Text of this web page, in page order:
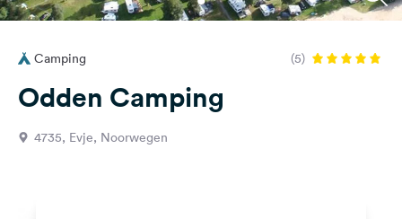
Inloggen
Vragen &
Feedback
Camping (5)
Odden Camping
4735, Evje, Noorwegen